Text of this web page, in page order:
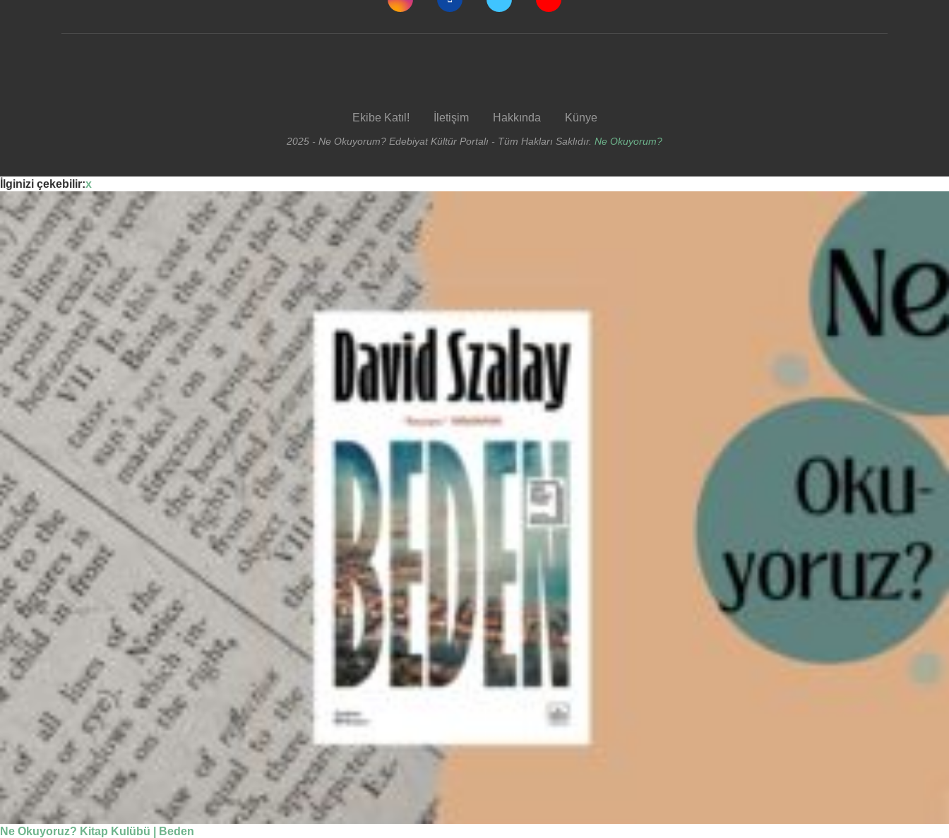
Ekibe Katıl! İletişim Hakkında Künye
2025 - Ne Okuyorum? Edebiyat Kültür Portalı - Tüm Hakları Saklıdır. Ne Okuyorum?
İlginizi çekebilir:x
Ne Okuyoruz? Kitap Kulübü | Beden